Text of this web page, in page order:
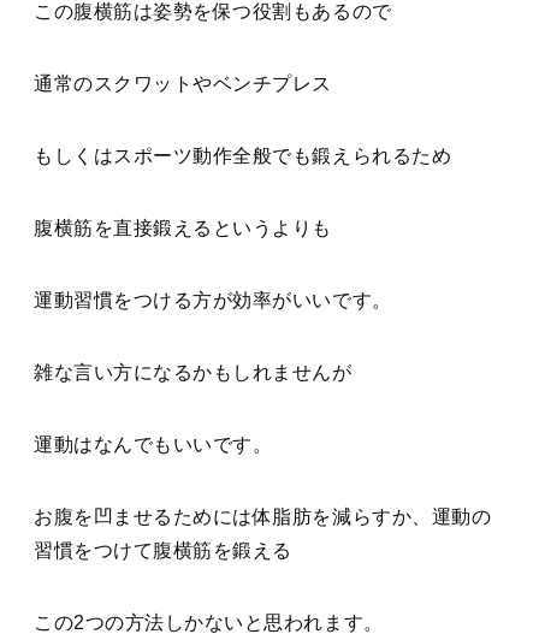
この腹横筋は姿勢を保つ役割もあるので
通常のスクワットやベンチプレス
もしくはスポーツ動作全般でも鍛えられるため
腹横筋を直接鍛えるというよりも
運動習慣をつける方が効率がいいです。
雑な言い方になるかもしれませんが
運動はなんでもいいです。
お腹を凹ませるためには体脂肪を減らすか、運動の
習慣をつけて腹横筋を鍛える
この2つの方法しかないと思われます。